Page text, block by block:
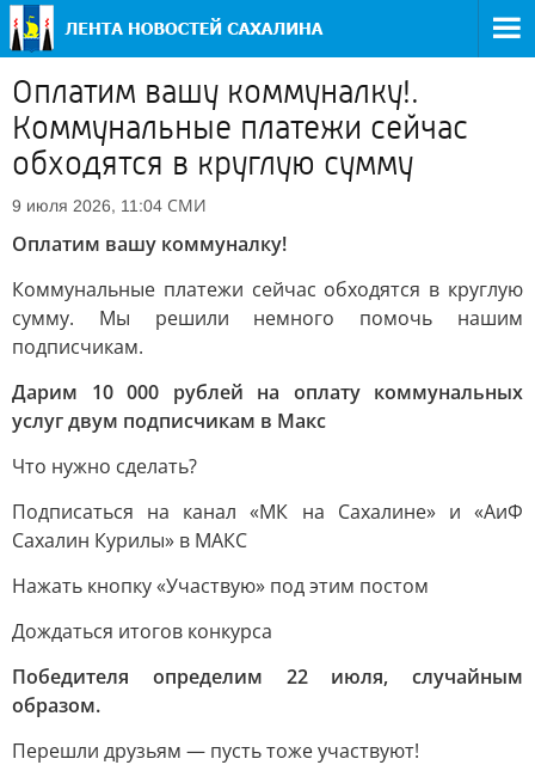
Оплатим вашу коммуналку!.
Коммунальные платежи сейчас
обходятся в круглую сумму
9 июля 2026, 11:04 СМИ
Оплатим вашу коммуналку!
Коммунальные платежи сейчас обходятся в круглую
сумму. Мы решили немного помочь нашим
подписчикам.
Дарим 10 000 рублей на оплату коммунальных
услуг двум подписчикам в Макс
Что нужно сделать?
Подписаться на канал «МК на Сахалине» и «АиФ
Сахалин Курилы» в MAКС
Нажать кнопку «Участвую» под этим постом
Дождаться итогов конкурса
Победителя определим 22 июля, случайным
образом.
Перешли друзьям — пусть тоже участвуют!